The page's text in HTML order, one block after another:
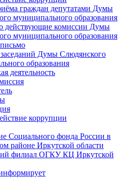
граждан депутатами Думы
муниципального образования
действующие комиссии Думы
муниципального образования
Думы Слюдянского
образования
деятельность
коррупции
Социального фонда России в
районе Иркутской области
филиал ОГКУ КЦ Иркутской